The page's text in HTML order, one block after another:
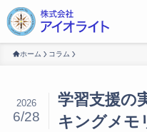
ホーム コラム
学習支援の
キングメモ
2026
6/28